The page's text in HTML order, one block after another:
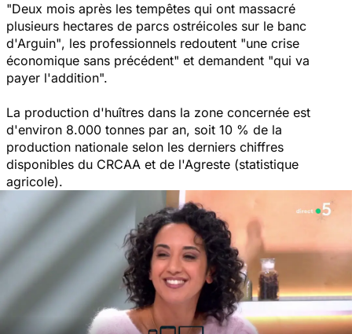
"Deux mois après les tempêtes qui ont massacré
plusieurs hectares de parcs ostréicoles sur le banc
d'Arguin", les professionnels redoutent "une crise
économique sans précédent" et demandent "qui va
payer l'addition".
La production d'huîtres dans la zone concernée est
d'environ 8.000 tonnes par an, soit 10 % de la
production nationale selon les derniers chiffres
disponibles du CRCAA et de l'Agreste (statistique
agricole).